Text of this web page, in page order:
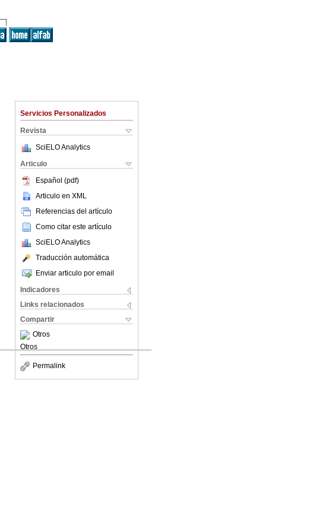
Servicios Personalizados
Revista
SciELO Analytics
Articulo
Español (pdf)
Articulo en XML
Referencias del artículo
Como citar este artículo
SciELO Analytics
Traducción automática
Enviar articulo por email
Indicadores
Links relacionados
Compartir
Otros
Otros
Permalink